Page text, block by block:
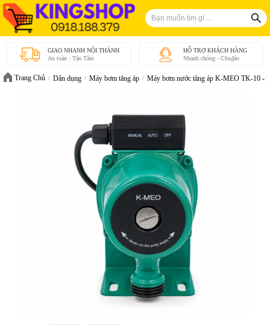
GIAO NHANH NỘI THÀNH
An toàn - Tận Tâm
HỖ TRỢ KHÁCH HÀNG
Nhanh chóng - Chu₫áo
Trang Chủ Dân dụng Máy bơm tăng áp Máy bơm nước tăng áp K-MEO TK-10 -